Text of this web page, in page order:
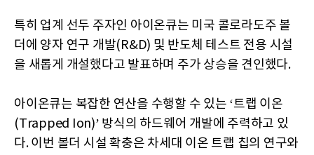
특히 업계 선두 주자인 아이온큐는 미국 콜로라도주 볼
더에 양자 연구 개발(R&D) 및 반도체 테스트 전용 시설
을 새롭게 개설했다고 발표하며 주가 상승을 견인했다.
아이온큐는 복잡한 연산을 수행할 수 있는 ‘트랩 이온
(Trapped Ion)’ 방식의 하드웨어 개발에 주력하고 있
다. 이번 볼더 시설 확충은 차세대 이온 트랩 칩의 연구와